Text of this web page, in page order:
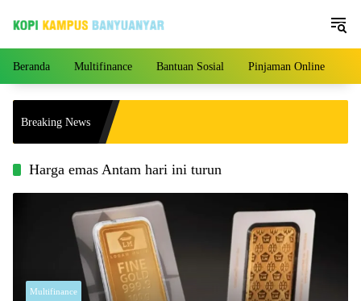
Beranda Multifinance Bantuan Sosial Pinjaman Online
Breaking News
Harga emas Antam hari ini turun
Multifinance